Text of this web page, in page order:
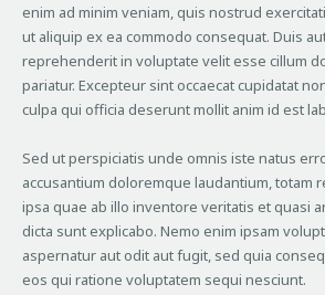
enim ad minim veniam, quis nostrud
ut aliquip ex ea commodo consequat. Duis
reprehenderit in voluptate velit esse cillum
pariatur. Excepteur sint occaecat cupidatat
culpa qui officia deserunt mollit anim id est
Sed ut perspiciatis unde omnis iste natus
accusantium doloremque laudantium, totam
ipsa quae ab illo inventore veritatis et quasi
dicta sunt explicabo. Nemo enim ipsam
aspernatur aut odit aut fugit, sed quia
eos qui ratione voluptatem sequi nesciunt.